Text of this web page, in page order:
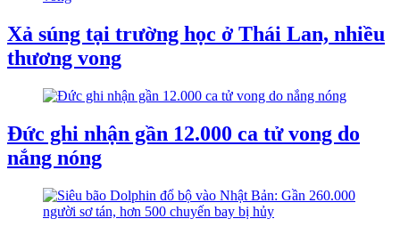
Xả súng tại trường học ở Thái Lan, nhiều
thương vong
Đức ghi nhận gần 12.000 ca tử vong do
nắng nóng